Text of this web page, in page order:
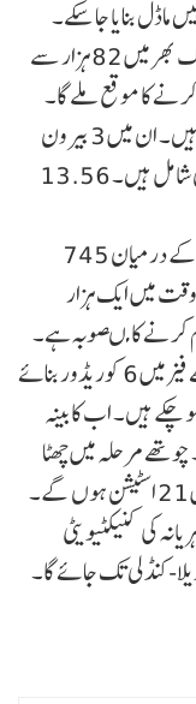
ماڈل بنایا جا سکے۔
انہوں نے کہا کہ نئے سینٹرل اسکول کھلنے سے ملک بھر میں 82 ہزار سے
کرنے کا موقع ملے گا۔
موجودہ وقت میں 1256 فعال سینٹرل اسکول ہیں۔ ان میں 3 بیرون
ملک میں ہیں۔ ان میں ماسکو، کاٹھمنڈو اور تہران شامل ہیں۔ 13.56
مرکزی وزیر نے بتایا کہ 2014 سے 2024 کے درمیان 745
وقت میں ایک ہزار
ہے۔ دہلی میں 4 فیز میں کام کرنے کا مںصوبہ ہے۔
3 فیز میں 296 کلومیٹر پر کام ہو چکا ہے۔ چوتھے فیز میں 6 کوریڈور بنائے
منظور ہو چکے ہیں۔ اب کابینہ
مرحلہ میں چھٹا
کوریڈور 26.462 کلومیٹر طویل ہوگا اس میں 21 اسٹیشن ہوں گے۔
کی کنیکٹیویٹی
کنڈلی تک جائے گا۔